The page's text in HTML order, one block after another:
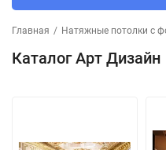
Главная / Натяжные потолки с
Каталог Арт Дизайн